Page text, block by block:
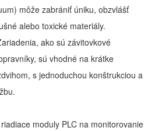
môže zabrániť úniku, obzvlášť
alebo toxické materiály.
ako sú závitovkové
sú vhodné na krátke
s jednoduchou konštrukciou a
moduly PLC na monitorovanie